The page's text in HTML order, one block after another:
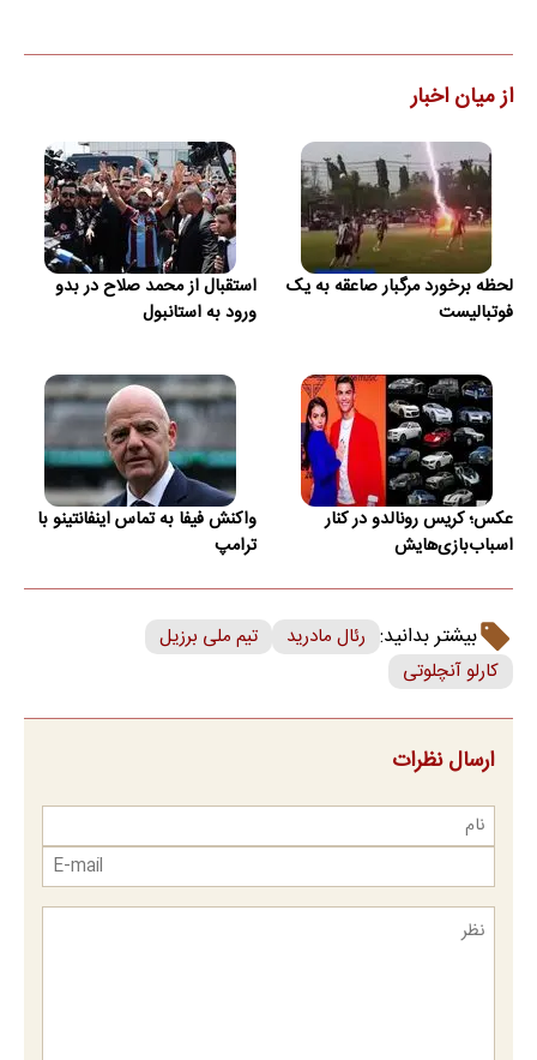
از میان اخبار
لحظه برخورد مرگبار صاعقه به یک
فوتبالیست
استقبال از محمد صلاح در بدو
ورود به استانبول
عکس؛ کریس رونالدو در کنار
اسباب‌بازی‌هایش
واکنش فیفا به تماس اینفانتینو با
ترامپ
بیشتر بدانید: رئال مادرید
تیم ملی برزیل
کارلو آنچلوتی
ارسال نظرات